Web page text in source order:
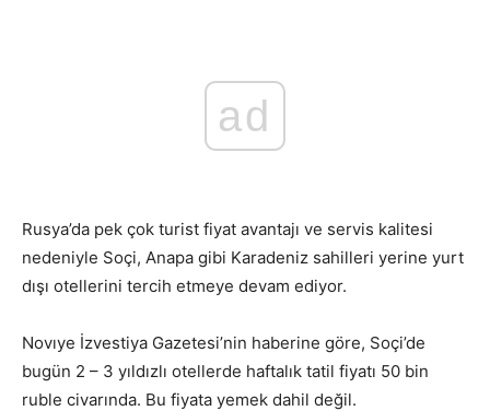
ad
Rusya’da pek çok turist fiyat avantajı ve servis kalitesi
nedeniyle Soçi, Anapa gibi Karadeniz sahilleri yerine yurt
dışı otellerini tercih etmeye devam ediyor.
Novıye İzvestiya Gazetesi’nin haberine göre, Soçi’de
bugün 2 – 3 yıldızlı otellerde haftalık tatil fiyatı 50 bin
ruble civarında. Bu fiyata yemek dahil değil.